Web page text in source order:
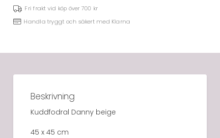
Fri frakt vid köp över 700 kr
Handla tryggt och säkert med Klarna
Beskrivning
Kuddfodral Danny beige
45 x 45 cm